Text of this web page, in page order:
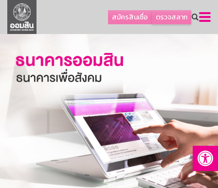
สมัครสินเชื่อ ตรวจสลาก
ลูกค้าธุรกิจ
ลูกค้าผู้ประกอบรายย่อย
ออมเพื่อสุข
เกี่ยวกับธนาคาร
การพัฒนาที่ยั่งยืน
บริการทางการเงิน
ติดต่อเรา
บริการออนไลน์